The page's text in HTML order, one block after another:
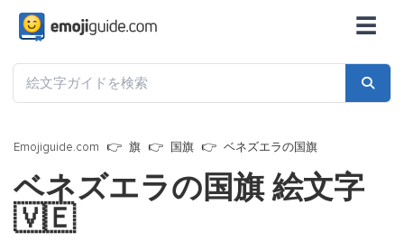
☰
Emojiguide.com 旗 国旗 ベネズエラの国旗
ベネズエラの国旗 絵文字
🇻🇪